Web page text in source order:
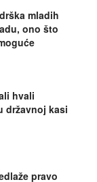
mladih
ono što
hvali
državnoj kasi
pravo